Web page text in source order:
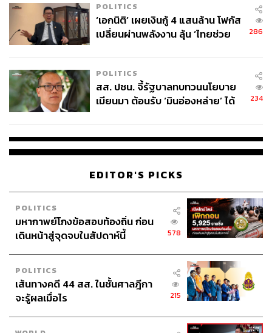
POLITICS
‘เอกนิติ’ เผยเงินกู้ 4 แสนล้าน โฟกัส
เปลี่ยนผ่านพลังงาน ลุ้น ‘ไทยช่วย
286
POLITICS
สส. ปชน. จี้รัฐบาลทบทวนนโยบาย
เมียนมา ต้อนรับ ‘มินอ่องหล่าย’ ได้
234
EDITOR'S PICKS
POLITICS
มหากาพย์โกงข้อสอบท้องถิ่น ก่อน
เดินหน้าสู่จุดจบในสัปดาห์นี้
578
POLITICS
เส้นทางคดี 44 สส. ในชั้นศาลฎีกา
จะรู้ผลเมื่อไร
215